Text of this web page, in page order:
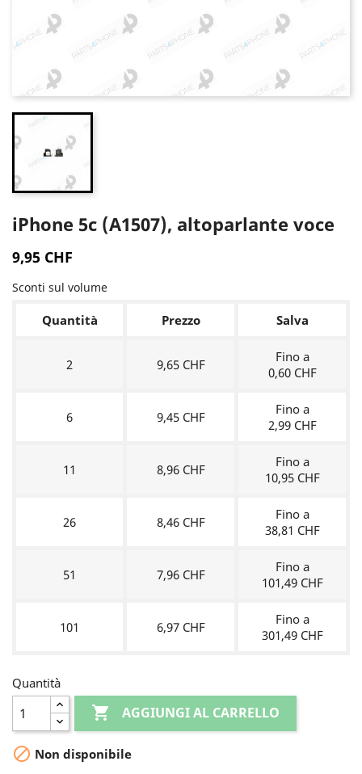
iPhone 5c (A1507), altoparlante voce
9,95 CHF
Sconti sul volume
Quantità Prezzo Salva
2 9,65 CHF
Fino a
0,60 CHF
6 9,45 CHF
Fino a
2,99 CHF
11 8,96 CHF
Fino a
10,95 CHF
26 8,46 CHF
Fino a
38,81 CHF
51 7,96 CHF
Fino a
101,49 CHF
101 6,97 CHF
Fino a
301,49 CHF
Quantità
 AGGIUNGI AL CARRELLO
 Non disponibile